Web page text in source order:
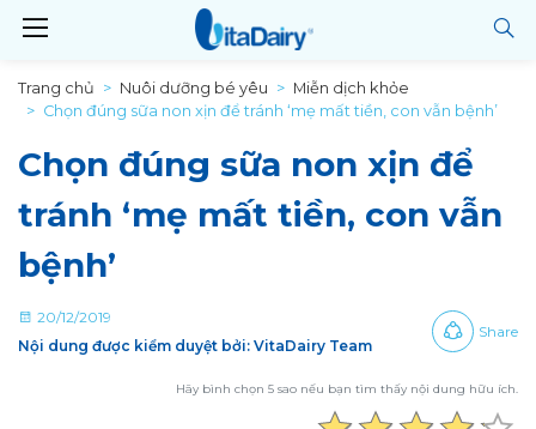
Trang chủ Nuôi dưỡng bé yêu
Miễn dịch khỏe
Chọn đúng sữa non xịn để tránh ‘mẹ mất tiền, con vẫn bệnh’
Chọn đúng sữa non xịn để
tránh ‘mẹ mất tiền, con vẫn
bệnh’
20/12/2019
Nội dung được kiểm duyệt bởi: VitaDairy Team
Share
Hãy bình chọn 5 sao nếu bạn tìm thấy nội dung hữu ích.